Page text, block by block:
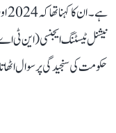
نیشنل ٹیسٹنگ ایجنسی (این ٹی
حکومت کی سنجیدگی پر سوال